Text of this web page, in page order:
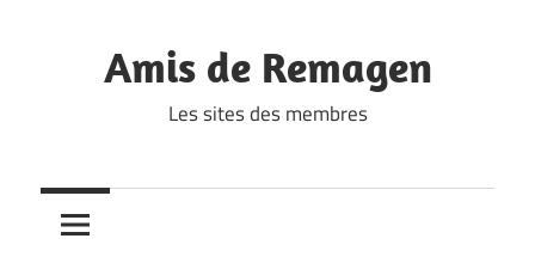
contentAmis de Remagen
Les sites des membres